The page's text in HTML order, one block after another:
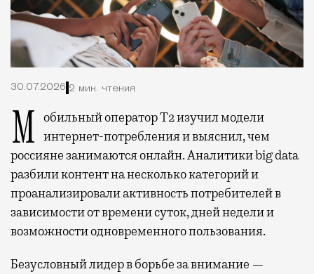
30.07.2026 2 мин. чтения
Мобильный оператор Т2 изучил модели интернет-потребления и выяснил, чем
россияне занимаются онлайн. Аналитики big data
разбили контент на несколько категорий и
проанализировали активность потребителей в
зависимости от времени суток, дней недели и
возможности одновременного пользования.
Безусловный лидер в борьбе за внимание —